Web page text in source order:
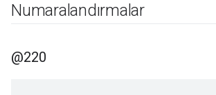
Numaralandırmalar
@220